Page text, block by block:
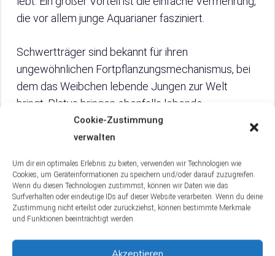
Cookie-Zustimmung
verwalten
Um dir ein optimales Erlebnis zu bieten, verwenden wir Technologien wie
Cookies, um Geräteinformationen zu speichern und/oder darauf zuzugreifen.
Wenn du diesen Technologien zustimmst, können wir Daten wie das
Surfverhalten oder eindeutige IDs auf dieser Website verarbeiten. Wenn du deine
Zustimmung nicht erteilst oder zurückziehst, können bestimmte Merkmale
und Funktionen beeinträchtigt werden.
Akzeptieren
die vor allem junge Aquarianer fasziniert.
Schwertträger sind bekannt für ihren
ungewöhnlichen Fortpflanzungsmechanismus, bei
dem das Weibchen lebende Jungen zur Welt
bringt. Platys bringen ebenfalls lebende
Nachwuchs zur Welt und sind für ihre sanften,
ruhigen Bewegungen und ihre Zähigkeit bekannt.
genauestens beachtet werden. Sie benötigen ein
mindestens 100-Liter-Aquarium und geeignete
Versteckmöglichkeiten. Eine artgerechte Haltung
bedeutet auch eine korrekte Gruppengröße, die
meist zwischen fünf und zehn Fischen liegt.